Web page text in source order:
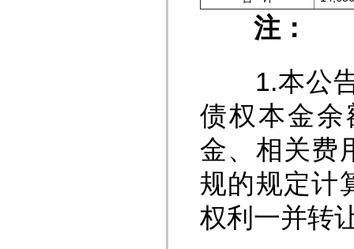
注：
1.本公告
债权本金
金、相关费
规的规定计
权利一并转